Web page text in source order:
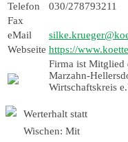
Telefon
030/278793211
Fax
eMail
Webseite https://
Firma ist Mitglied
Marzahn-
Wirtschaftskreis
Werterhalt statt
Wischen: Mit